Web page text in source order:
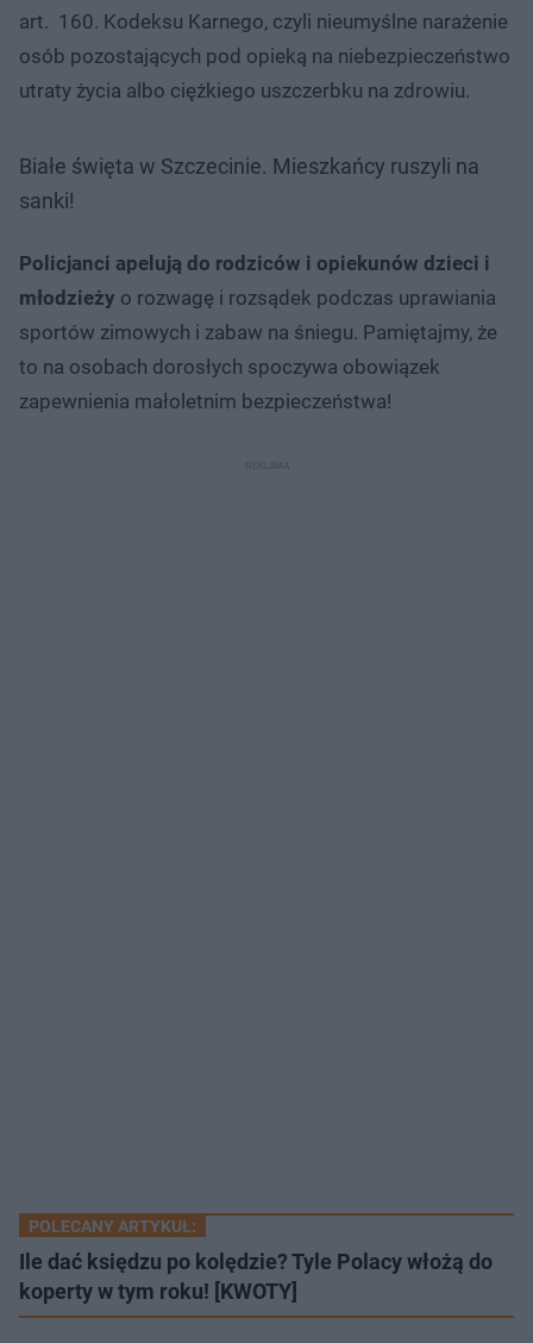
art. 160. Kodeksu Karnego, czyli nieumyślne narażenie
osób pozostających pod opieką na niebezpieczeństwo
utraty życia albo ciężkiego uszczerbku na zdrowiu.
Białe święta w Szczecinie. Mieszkańcy ruszyli na
sanki!
Policjanci apelują do rodziców i opiekunów dzieci i
młodzieży o rozwagę i rozsądek podczas uprawiania
sportów zimowych i zabaw na śniegu. Pamiętajmy, że
to na osobach dorosłych spoczywa obowiązek
zapewnienia małoletnim bezpieczeństwa!
POLECANY ARTYKUŁ:
Ile dać księdzu po kolędzie? Tyle Polacy włożą do
koperty w tym roku! [KWOTY]